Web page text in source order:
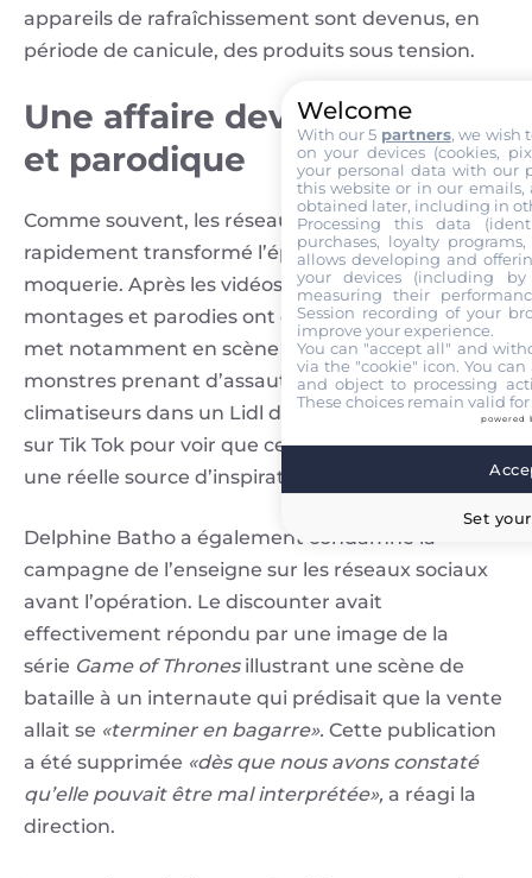
appareils de rafraîchissement sont devenus, en
période de canicule, des produits sous tension.
Une affaire devenue virale
et parodique
Comme souvent, les réseaux sociaux ont
rapidement transformé l’épisode en objet de
moquerie. Après les vidéos de cohue, des
montages et parodies ont circulé. L’une d’elles
met notamment en scène des trolls et des
monstres prenant d’assaut des ventilateurs et
climatiseurs dans un Lidl dévasté. Il suffit d’aller
sur Tik Tok pour voir que cette séquence a été
une réelle source d’inspiration.
Delphine Batho a également condamné la
campagne de l’enseigne sur les réseaux sociaux
avant l’opération. Le discounter avait
effectivement répondu par une image de la
série Game of Thronesillustrant une scène de
bataille à un internaute qui prédisait que la vente
allait se «terminer en bagarre». Cette publication
a été supprimée «dès que nous avons constaté
qu’elle pouvait être mal interprétée», a réagi la
direction.
Welcome
With our 5 partners, we wish
on your devices (cookies,
your personal data with our
this website or in our emails,
obtained later, including in
Processing this data
purchases, loyalty
allows developing and
your devices (including
measuring their
Session recording of your
improve your experience.
You can "accept all" and
via the "cookie" icon. You
and object to processing
These choices remain valid
powered
Set